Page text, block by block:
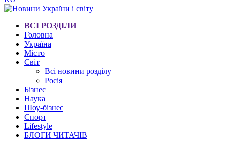
ВСІ РОЗДІЛИ
Головна
Україна
Місто
Світ
Всі новини розділу
Росія
Бізнес
Наука
Шоу-бізнес
Спорт
Lifestyle
БЛОГИ ЧИТАЧІВ